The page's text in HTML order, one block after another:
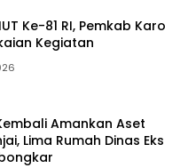
Ke-81 RI, Pemkab Karo
Kegiatan
Amankan Aset
Lima Rumah Dinas Eks